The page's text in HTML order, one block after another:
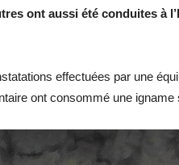
ont aussi été conduites à
effectuées par une
ont consommé une igname